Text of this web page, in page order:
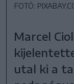
FOTÓ:
Marcel
utal ki a